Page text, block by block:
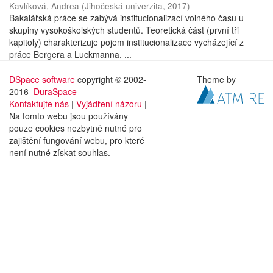
Kavlíková, Andrea (Jihočeská univerzita, 2017)
Bakalářská práce se zabývá institucionalizací volného času u
skupiny vysokoškolských studentů. Teoretická část (první tři
kapitoly) charakterizuje pojem institucionalizace vycházející z
práce Bergera a Luckmanna, ...
DSpace software copyright © 2002-
2016 DuraSpace
Kontaktujte nás | Vyjádření názoru |
Na tomto webu jsou používány
pouze cookies nezbytně nutné pro
zajištění fungování webu, pro které
není nutné získat souhlas.
Theme by